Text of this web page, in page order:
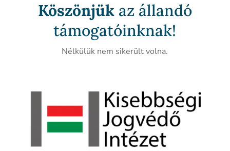
Köszönjükaz állandó
támogatóinknak!
Nélkülük nem sikerült volna.